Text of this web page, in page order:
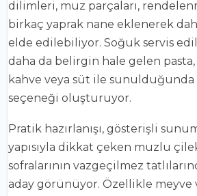
dilimleri, muz parçaları,
birkaç yaprak nane eklenerek
elde edilebiliyor. Soğuk servis
daha da belirgin hale gelen pasta,
kahve veya süt ile
seçeneği oluşturuyor.
Pratik hazırlanışı, gösterişli
yapısıyla dikkat çeken muzlu
sofralarının vazgeçilmez
aday görünüyor. Özellikle meyve